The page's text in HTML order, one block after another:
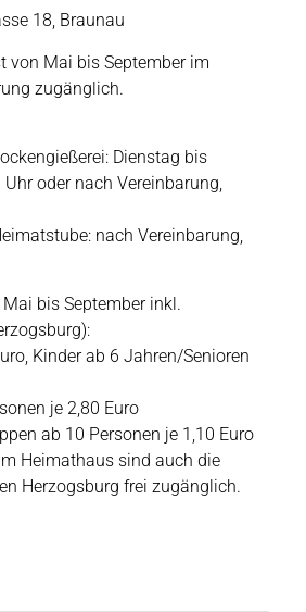
18, Braunau
von Mai bis September im
zugänglich.
Dienstag bis
oder nach Vereinbarung,
nach Vereinbarung,
bis September inkl.
Kinder ab 6 Jahren/Senioren
je 2,80 Euro
ab 10 Personen je 1,10 Euro
Heimathaus sind auch die
Herzogsburg frei zugänglich.